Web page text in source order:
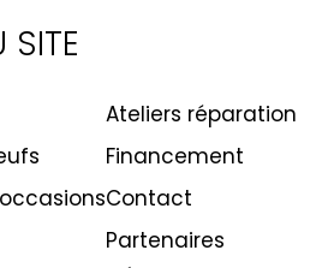
SITE
Ateliers réparation
Financement
Contact
Partenaires